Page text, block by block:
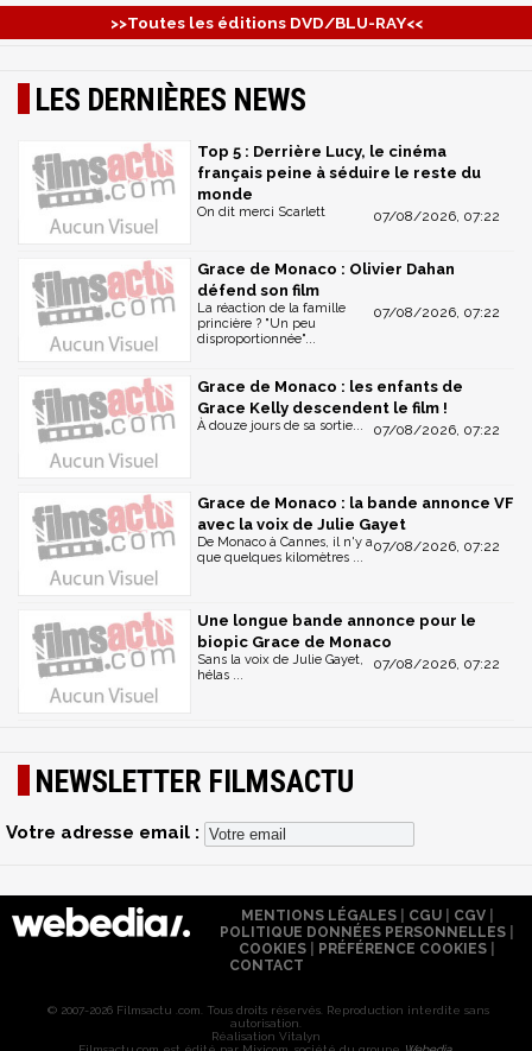
>>Toutes les éditions DVD/BLU-RAY<<
LES DERNIÈRES NEWS
Top 5 : Derrière Lucy, le cinéma
français peine à séduire le reste du
monde
07/08/2026, 07:22
On dit merci Scarlett
Grace de Monaco : Olivier Dahan
défend son film
07/08/2026, 07:22
La réaction de la famille
princière ? "Un peu
disproportionnée"...
Grace de Monaco : les enfants de
Grace Kelly descendent le film !
07/08/2026, 07:22
À douze jours de sa sortie...
Grace de Monaco : la bande annonce VF
avec la voix de Julie Gayet
07/08/2026, 07:22
De Monaco à Cannes, il n'y a
que quelques kilomètres ...
Une longue bande annonce pour le
biopic Grace de Monaco
07/08/2026, 07:22
Sans la voix de Julie Gayet,
hélas ...
NEWSLETTER FILMSACTU
Votre adresse email :
MENTIONS LÉGALES| CGU| CGV|
POLITIQUE DONNÉES PERSONNELLES
COOKIES
PRÉFÉRENCE COOKIES
CONTACT
© 2007-2026 Filmsactu .com. Tous droits réservés. Reproduction interdite sans
autorisation.
Réalisation Vitalyn